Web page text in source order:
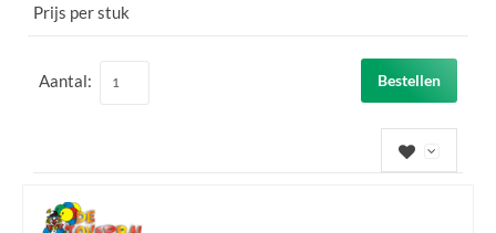
Prijs per stuk
Aantal: Bestellen